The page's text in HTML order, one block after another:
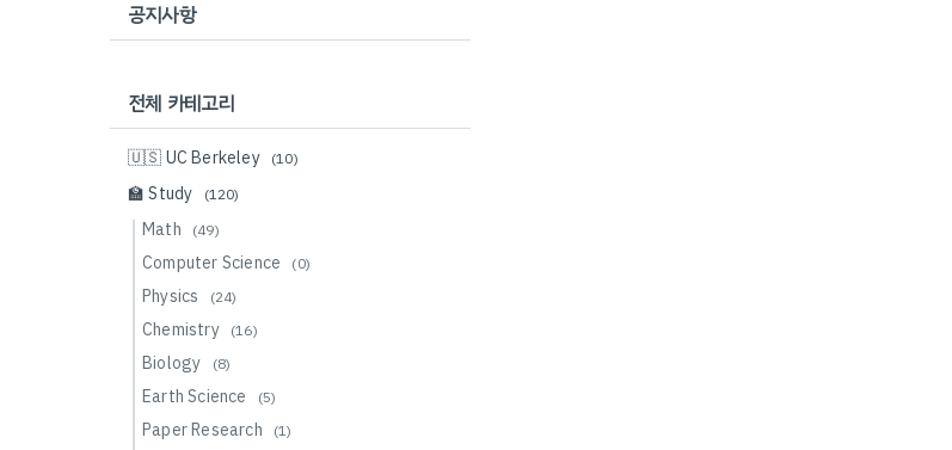
공지사항
전체 카테고리
🇺🇸 UC Berkeley (10)
🏫 Study (120)
Math (49)
Computer Science (0)
Physics (24)
Chemistry (16)
Biology (8)
Earth Science (5)
Paper Research (1)